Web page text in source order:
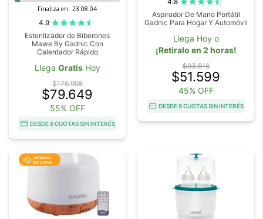
Finaliza en: 23:08:03
4.9
Esterilizador de Biberones
Mawe By Gadnic Con
Calentador Rápido
Llega GratisHoy
$176.998
$79.649
55% OFF
DESDE 6 CUOTAS SIN INTERÉS
Aspirador De Mano Portátil
Gadnic Para Hogar Y Automóvil
Llega Hoy o
¡Retiralo en 2 horas!
$93.816
$51.599
45% OFF
DESDE 6 CUOTAS SIN INTERÉS